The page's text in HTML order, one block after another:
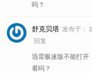
吗？
舒克贝塔 发布于：
回复
迅雷极速版不能打开
看吗？